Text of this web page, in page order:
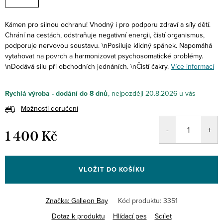
Kámen pro silnou ochranu! Vhodný i pro podporu zdraví a síly dětí.
Chrání na cestách, odstraňuje negativní energii, čistí organismus,
podporuje nervovou soustavu. \nPosiluje klidný spánek. Napomáhá
vytahovat na povrch a harmonizovat psychosomatické problémy.
\nDodává silu při obchodních jednáních. \nČistí čakry. Více informací
Rychlá výroba - dodání do 8 dnů
20.8.2026
Možnosti doručení
1 400 Kč
cena:
VLOŽIT DO KOŠÍKU
Značka: Galleon Bay Kód produktu: 3351
Dotaz k produktu
Hlídací pes Sdílet